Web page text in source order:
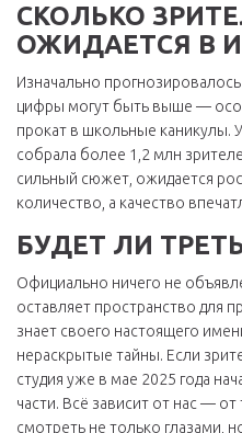
СКОЛЬКО
ОЖИДАЕТСЯ В
Изначально
цифры могут быть выше —
прокат в школьные каникулы.
собрала более 1,2 млн
сильный сюжет, ожидается
количество, а качество
БУДЕТ ЛИ
Официально ничего не
оставляет пространство для
знает своего настоящего
нераскрытые тайны. Если
студия уже в мае 2025 года
части. Всё зависит от нас — от
смотреть не только глазами,